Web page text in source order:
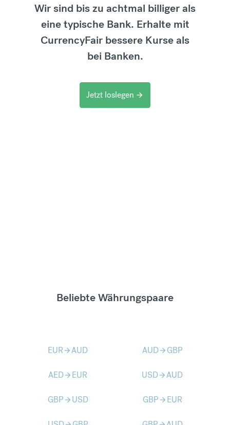
Wir sind bis zu achtmal billiger als
eine typische Bank. Erhalte mit
CurrencyFair bessere Kurse als
bei Banken.
Jetzt loslegen arrow_forward
Beliebte Währungspaare
EURarrow_forwardAUD AUDarrow_forward GBP
AEDarrow_forward EUR USDarrow_forwardAUD
GBParrow_forward USD GBParrow_forward EUR